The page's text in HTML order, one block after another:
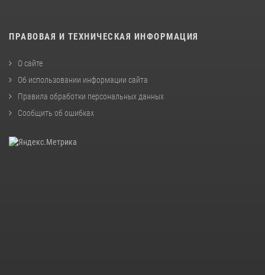
ПРАВОВАЯ И ТЕХНИЧЕСКАЯ ИНФОРМАЦИЯ
О сайте
Об использовании информации сайта
Правила обработки персональных данных
Сообщить об ошибках